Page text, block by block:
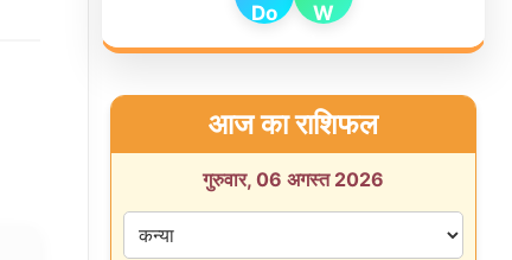
आज का राशिफल
गुरुवार, 06 अगस्त 2026